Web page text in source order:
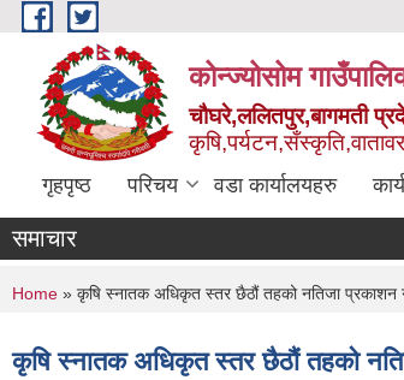
Skip to main content
कोन्ज्योसोम
चौघरे,ललितपुर,बागमती
गृहपृष्ठ परिचय वडा कार्यालयहरु
समाचार
You are here
Home » कृषि स्नातक अधिकृत स्तर छैठौं तहको नतिजा प्रकाशन
कृषि स्नातक अधिकृत स्तर छैठौं तहको